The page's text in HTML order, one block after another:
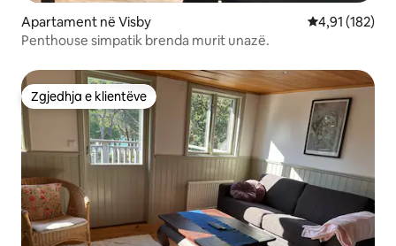
Apartament në Visby Vlerësimi
4,91 (182)
Penthouse simpatik brenda murit unazë.
Zgjedhja e klientëve
Zgjedhja e klientëve